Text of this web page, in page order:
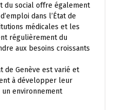
du social offre également
dans l’État de
médicales et les
régulièrement du
aux besoins croissants
de Genève est varié et
à développer leur
environnement